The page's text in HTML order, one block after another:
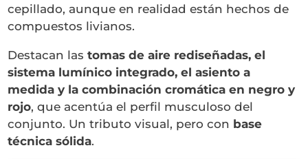
cepillado, aunque en realidad están hechos de
compuestos livianos.
Destacan lastomas de aire rediseñadas, el
sistema lumínico integrado, el asiento a
medida y la combinación cromática en negro y
rojo, que acentúa el perfil musculoso del
conjunto. Un tributo visual, pero con base
técnica sólida.